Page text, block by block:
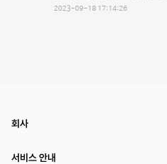
2023-09-18 17:14:26
회사
서비스 안내